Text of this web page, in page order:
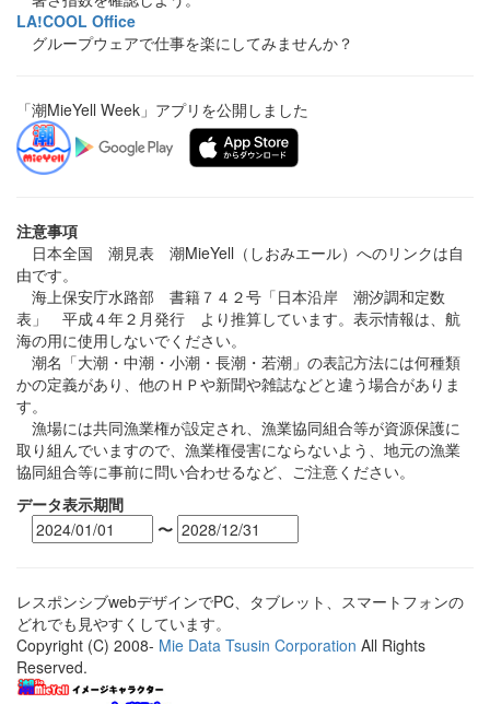
LA!COOL Office
グループウェアで仕事を楽にしてみませんか？
「潮MieYell Week」アプリを公開しました
注意事項
日本全国 潮見表 潮MieYell（しおみエール）へのリンクは自
由です。
海上保安庁水路部 書籍７４２号「日本沿岸 潮汐調和定数
表」 平成４年２月発行 より推算しています。表示情報は、航
海の用に使用しないでください。
潮名「大潮・中潮・小潮・長潮・若潮」の表記方法には何種類
かの定義があり、他のＨＰや新聞や雑誌などと違う場合がありま
す。
漁場には共同漁業権が設定され、漁業協同組合等が資源保護に
取り組んでいますので、漁業権侵害にならないよう、地元の漁業
協同組合等に事前に問い合わせるなど、ご注意ください。
データ表示期間
〜
レスポンシブwebデザインでPC、タブレット、スマートフォンの
どれでも見やすくしています。
Copyright (C) 2008- Mie Data Tsusin Corporation All Rights
Reserved.